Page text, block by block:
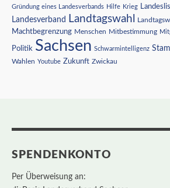
Gründung eines Landesverbands Hilfe Krieg
Landesverband Landtagswahl
Machtbegrenzung Menschen Mitbestimmung
Politik Sachsen Schwarmintelligenz
Wahlen Youtube Zukunft Zwickau
SPENDENKONTO
Per Überweisung an: